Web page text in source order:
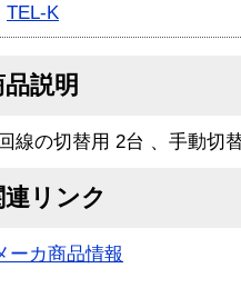
TEL-K
説明
線の切替用 2台 、手動切
連リンク
ーカ商品情報